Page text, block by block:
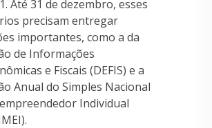
Até 31 de dezembro, esses
precisam entregar
importantes, como a da
de Informações
e Fiscais (DEFIS) e a
Anual do Simples Nacional
Individual